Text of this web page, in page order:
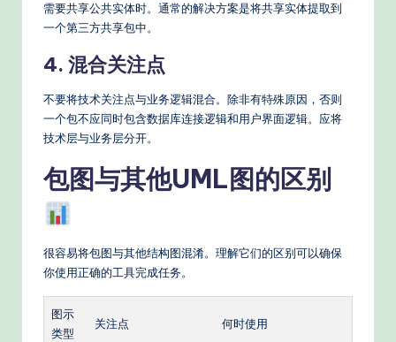
需要共享公共实体时。通常的解决方案是将共享实体提取到
一个第三方共享包中。
4. 混合关注点
不要将技术关注点与业务逻辑混合。除非有特殊原因，否则
一个包不应同时包含数据库连接逻辑和用户界面逻辑。应将
技术层与业务层分开。
包图与其他UML图的区别
很容易将包图与其他结构图混淆。理解它们的区别可以确保
你使用正确的工具完成任务。
图示
类型
关注点 何时使用